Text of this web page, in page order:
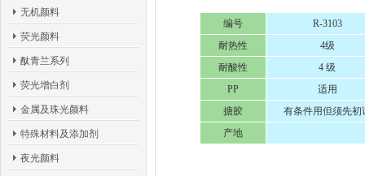
无机颜料
荧光颜料
酞青兰系列
荧光增白剂
金属及珠光颜料
特殊材料及添加剂
夜光颜料
编号
R-3103
耐热性
4级
耐酸性
4 级
PP
适用
搪胶
有条件用但须先初
产地